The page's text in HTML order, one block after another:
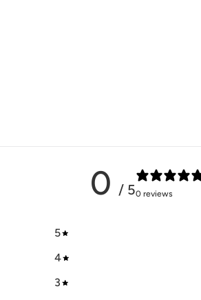
0 / 50 reviews
5
4
3